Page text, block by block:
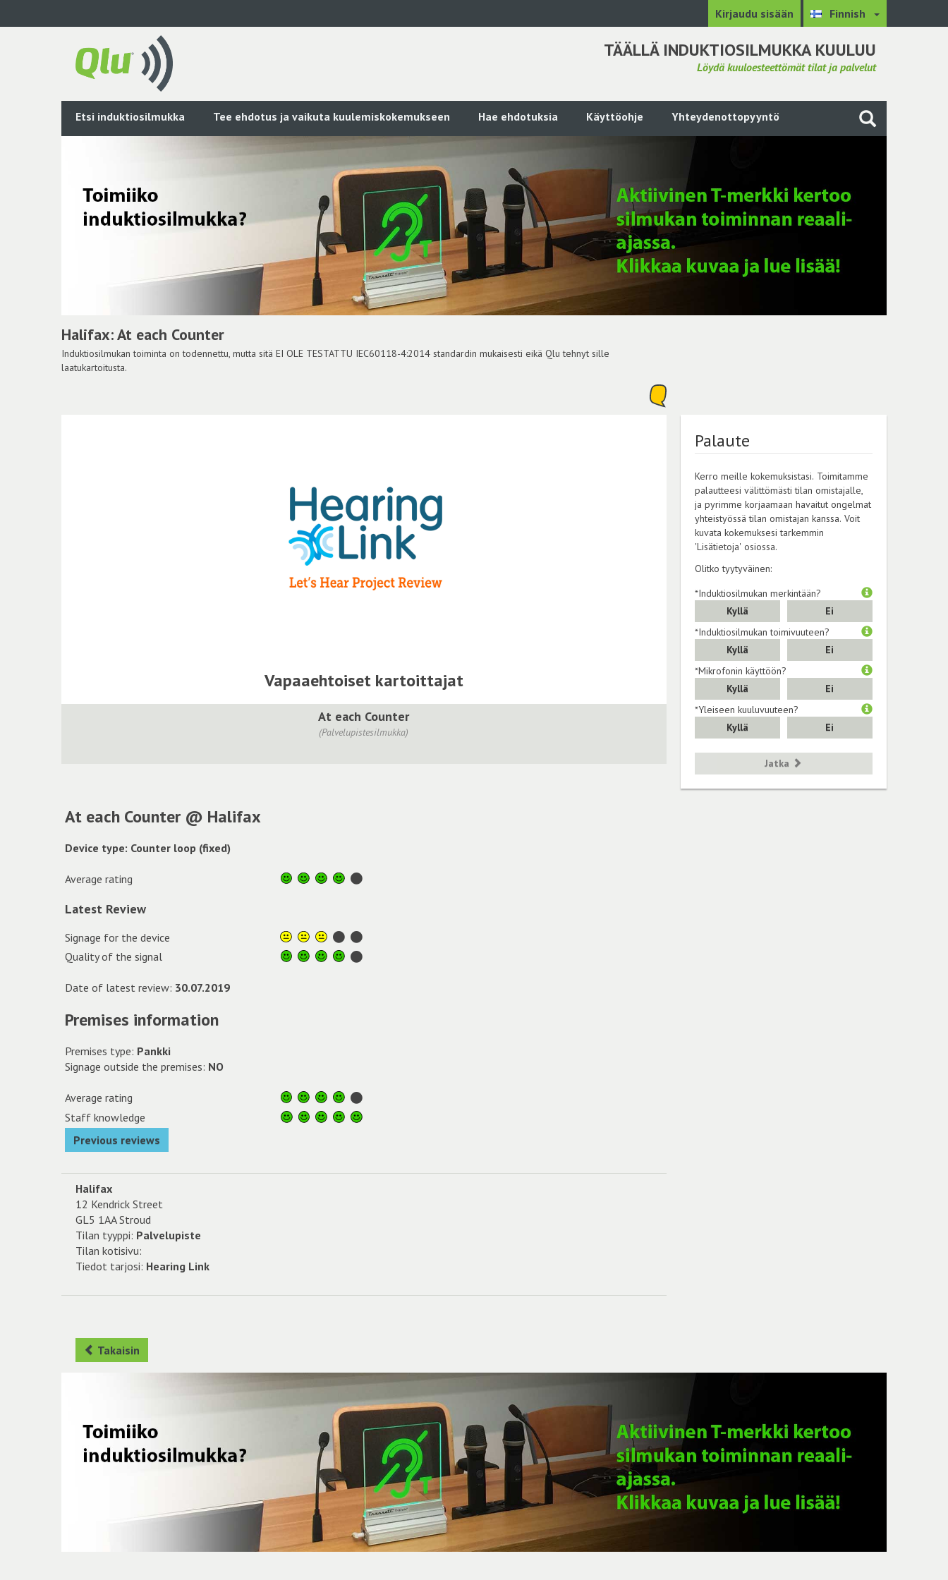
Kirjaudu sisään Finnish
TÄÄLLÄ INDUKTIOSILMUKKA KUULUU
Löydä kuuloesteettömät tilat ja palvelut
Etsi induktiosilmukka Tee ehdotus ja vaikuta kuulemiskokemukseen Hae ehdotuksia Käyttöohje Yhteydenottopyyntö
Halifax: At each Counter
Induktiosilmukan toiminta on todennettu, mutta sitä EI OLE TESTATTU IEC60118-4:2014 standardin mukaisesti eikä Qlu tehnyt sille
laatukartoitusta.
Vapaaehtoiset kartoittajat
At each Counter
(Palvelupistesilmukka)
At each Counter @ Halifax
Device type: Counter loop (fixed)
Average rating
Latest Review
Signage for the device
Quality of the signal
Date of latest review: 30.07.2019
Premises information
Premises type: Pankki
Signage outside the premises: NO
Average rating
Staff knowledge
Previous reviews
Halifax
12 Kendrick Street
GL5 1AA Stroud
Tilan tyyppi: Palvelupiste
Tilan kotisivu:
Tiedot tarjosi: Hearing Link
Palaute
Kerro meille kokemuksistasi. Toimitamme
palautteesi välittömästi tilan omistajalle,
ja pyrimme korjaamaan havaitut ongelmat
yhteistyössä tilan omistajan kanssa. Voit
kuvata kokemuksesi tarkemmin
'Lisätietoja' osiossa.
Olitko tyytyväinen:
*Induktiosilmukan merkintään?
Kyllä
Ei
*Induktiosilmukan toimivuuteen?
Kyllä
Ei
*Mikrofonin käyttöön?
Kyllä
Ei
*Yleiseen kuuluvuuteen?
Kyllä
Ei
Jatka
Takaisin